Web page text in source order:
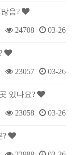
음?
24708 03-26
23057 03-26
있나요?
23058 03-26
?